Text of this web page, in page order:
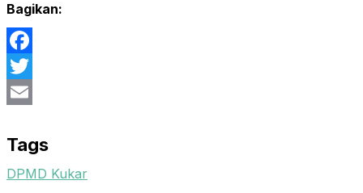
Bagikan:
Facebook
Twitter
Tags
DPMD Kukar